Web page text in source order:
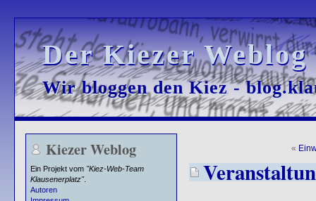
Der Kiezer
Der Kiezer
Wir bloggen den Kiez -
Wir bloggen den Kiez -
Kiezer Weblog
Ein Projekt vom "Kiez-Web-Team
Klausenerplatz".
Autoren
«